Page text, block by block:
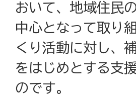
おいて、地域住民
中心となって取り
くり活動に対し、
をはじめとする支
のです。